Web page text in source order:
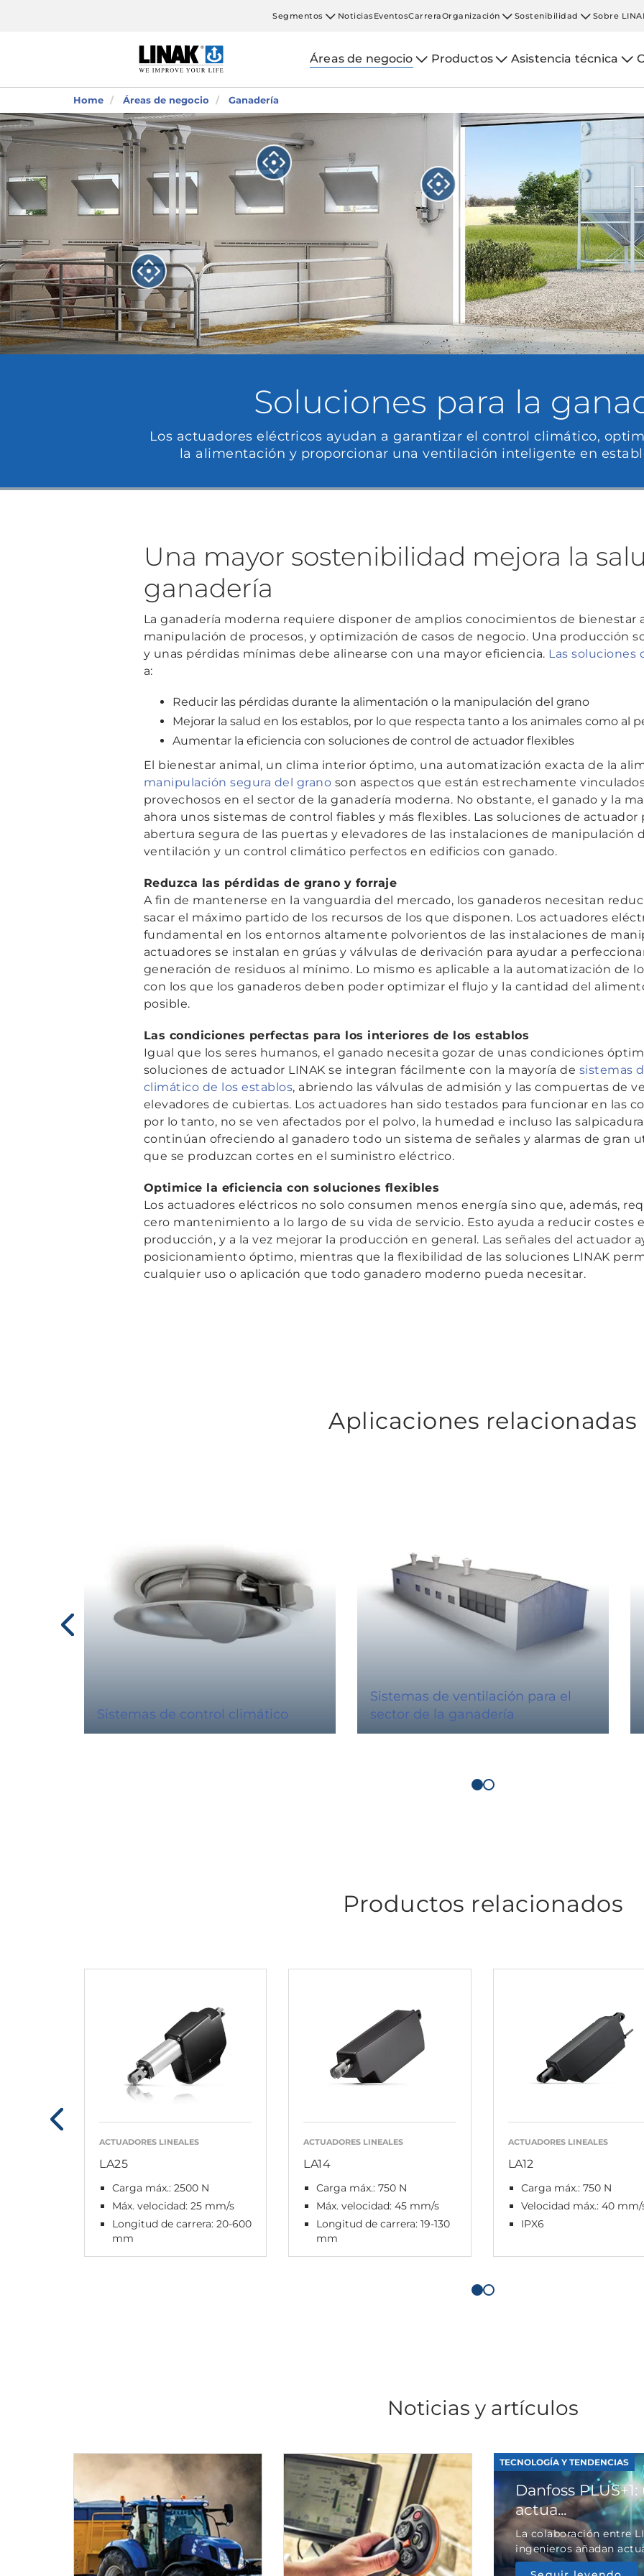
Segmentos NoticiasEventosCarreraOrganización Sostenibilidad Sobre
Áreas de negocio Productos Asistencia técnica
Home Áreas de negocio Ganadería
Soluciones para la
Los actuadores eléctricos ayudan a garantizar el control climático,
la alimentación y proporcionar una ventilación inteligente en
Una mayor sostenibilidad mejora la
ganadería
La ganadería moderna requiere disponer de amplios conocimientos de bienestar
manipulación de procesos, y optimización de casos de negocio. Una producción
y unas pérdidas mínimas debe alinearse con una mayor eficiencia. Las soluciones
a:
Reducir las pérdidas durante la alimentación o la manipulación del grano
Mejorar la salud en los establos, por lo que respecta tanto a los animales como al
Aumentar la eficiencia con soluciones de control de actuador flexibles
El bienestar animal, un clima interior óptimo, una automatización exacta de la
manipulación segura del grano son aspectos que están estrechamente
provechosos en el sector de la ganadería moderna. No obstante, el ganado y la
ahora unos sistemas de control fiables y más flexibles. Las soluciones de actuador
abertura segura de las puertas y elevadores de las instalaciones de manipulación
ventilación y un control climático perfectos en edificios con ganado.
Reduzca las pérdidas de grano y forraje
A fin de mantenerse en la vanguardia del mercado, los ganaderos necesitan
sacar el máximo partido de los recursos de los que disponen. Los actuadores
fundamental en los entornos altamente polvorientos de las instalaciones de
actuadores se instalan en grúas y válvulas de derivación para ayudar a
generación de residuos al mínimo. Lo mismo es aplicable a la automatización de
con los que los ganaderos deben poder optimizar el flujo y la cantidad del
posible.
Las condiciones perfectas para los interiores de los establos
Igual que los seres humanos, el ganado necesita gozar de unas condiciones
soluciones de actuador LINAK se integran fácilmente con la mayoría de sistemas
climático de los establos, abriendo las válvulas de admisión y las compuertas de
elevadores de cubiertas. Los actuadores han sido testados para funcionar en las
por lo tanto, no se ven afectados por el polvo, la humedad e incluso las
continúan ofreciendo al ganadero todo un sistema de señales y alarmas de gran
que se produzcan cortes en el suministro eléctrico.
Optimice la eficiencia con soluciones flexibles
Los actuadores eléctricos no solo consumen menos energía sino que, además,
cero mantenimiento a lo largo de su vida de servicio. Esto ayuda a reducir costes
producción, y a la vez mejorar la producción en general. Las señales del actuador
posicionamiento óptimo, mientras que la flexibilidad de las soluciones LINAK
cualquier uso o aplicación que todo ganadero moderno pueda necesitar.
Aplicaciones relacionadas
Sistemas de control climático
Sistemas de ventilación para el
sector de la ganadería
Productos relacionados
ACTUADORES LINEALES
LA25
Carga máx.: 2500 N
Máx. velocidad: 25 mm/s
Longitud de carrera: 20-600
mm
ACTUADORES LINEALES
LA14
Carga máx.: 750 N
Máx. velocidad: 45 mm/s
Longitud de carrera: 19-130
mm
ACTUADORES LINEALES
LA12
Carga máx.: 750 N
Velocidad máx.: 40 mm/
IPX6
Noticias y artículos
TECNOLOGÍA Y TENDENCIAS
Danfoss
actua...
La colaboración entre
ingenieros añadan